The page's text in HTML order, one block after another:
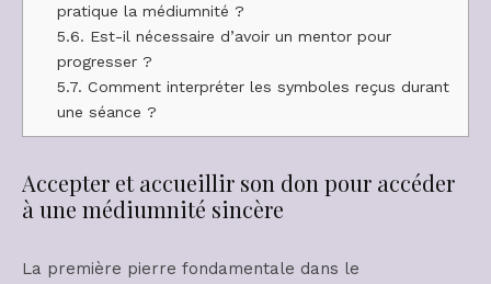
pratique la médiumnité ?
5.6. Est-il nécessaire d’avoir un mentor pour
progresser ?
5.7. Comment interpréter les symboles reçus durant
une séance ?
Accepter et accueillir son don pour accéder
à une médiumnité sincère
La première pierre fondamentale dans le